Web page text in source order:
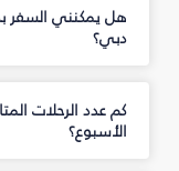
هل يمكنني السفر
دبي؟
كم عدد الرحلات
الأسبوع؟